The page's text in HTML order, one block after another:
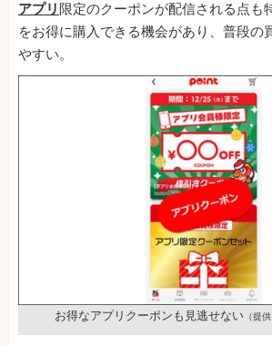
アプリ 限定のクーポンが配信される点も
をお得に購入できる機会があり、普段の
やすい。
お得なアプリクーポンも見逃せない （提